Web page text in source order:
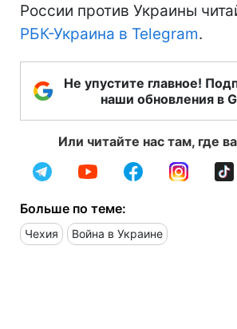
России против Украины
РБК-Украина в Telegram.
Не упустите главное!
наши обновления в
Или читайте нас там, где
Больше по теме:
Чехия Война в Украине